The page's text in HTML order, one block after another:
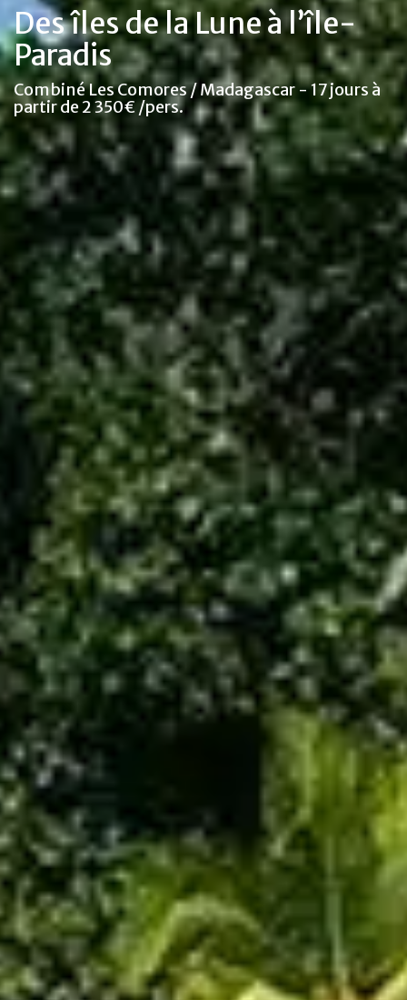
Des îles de la Lune à l’île-
Paradis
Combiné Les Comores / Madagascar - 17 jours à
partir de 2 350€ /pers.